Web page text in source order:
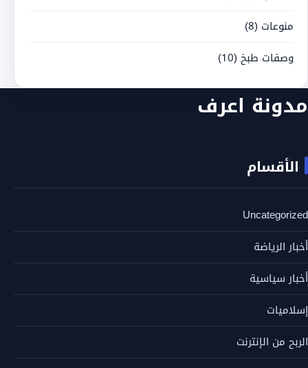
منوعات (8)
وصفات طبخ (10)
مدونة اعرف
الأقسام
Uncategorized
أخبار الرياضة
أخبار سياسية
إسلاميات
الربح من الإنترنت